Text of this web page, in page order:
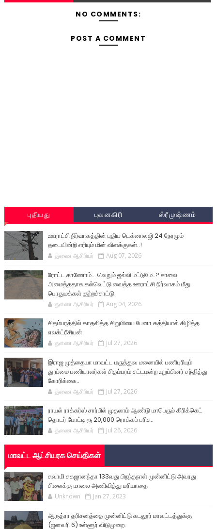
NO COMMENTS:
POST A COMMENT
புதியது புவனகிரி ஸ்ரீமுஷ்ணம்
ஊராட்சி நிர்வாகத்தின் புதிய டெக்னாலஜி 24 நேரமும்
தடையின்றி எரியும் மின் விளக்குகள்..!
துணை ஆசிரியர் Aug 07, 2026
ரோட்ட காணோம்... வெறும் ஜல்லி மட்டுமே..? சாலை
அமைத்ததாக கல்வெட்டு வைத்த ஊராட்சி நிர்வாகம் மீது
பொதுமக்கள் குற்றச்சாட்டு.
துணை ஆசிரியர் Aug 04, 2026
சிதம்பரத்தில் காதலித்த சிறுமியை பேனா கத்தியால் கிழித்த
எலக்ட்ரீசியன்.
துணை ஆசிரியர் Jul 27, 2026
இராஜ முத்தையா மாவட்ட மருத்துவ மனையில் பணிபுரியும்
தூய்மை பணியாளர்கள் சிதம்பரம் சட்டமன்ற உறுப்பினர் சந்தித்து
கோரிக்கை..
துணை ஆசிரியர் Jul 27, 2026
ராயல் ராக்கர்ஸ் சார்பில் முதலாம் ஆண்டு மாபெரும் கிரிக்கெட்
தொடர் போட்டி ரூ 20,000 ரொக்கப் பரிசு..
துணை ஆசிரியர் Jul 26, 2026
மாவட்ட ஆட்சியரக செய்திகள்
சுவாமி சகஜானந்தா 133வது பிறந்தநாள் முன்னிட்டு அவரது
சிலைக்கு மாலை அணிவித்து மரியாதை
Unknown Jan 27, 2023
ஆருத்ரா தரிசனத்தை முன்னிட்டு கடலூர் மாவட்டத்துக்கு
(ஜனவரி 6) உள்ளூர் விடுமுறை.